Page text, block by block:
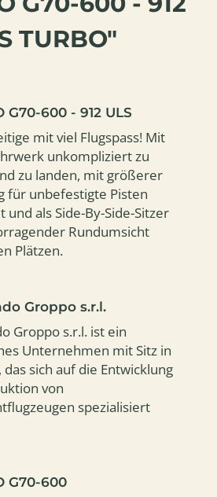
TURBO"
G70-600 - 912 ULS
mit viel Flugspass! Mit
unkompliziert zu
zu landen, mit größerer
für unbefestigte Pisten
und als Side-By-Side-Sitzer
Rundumsicht
Plätzen.
Groppo s.r.l.
Groppo s.r.l. ist ein
Unternehmen mit Sitz in
das sich auf die Entwicklung
von
spezialisiert
G70-600